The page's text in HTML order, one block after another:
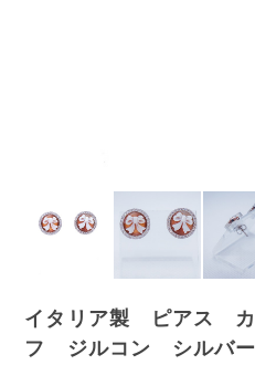
イタリア製 ピアス
フ ジルコン シルバ